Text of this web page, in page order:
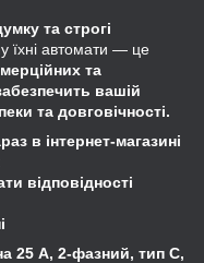
та строгі
їхні автомати — це
та
вашій
та довговічності.
в інтернет-магазині
відповідності
25 А, 2-фазний, тип С,